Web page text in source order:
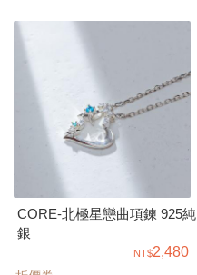
CORE-北極星戀曲項鍊 925純
銀
2,480